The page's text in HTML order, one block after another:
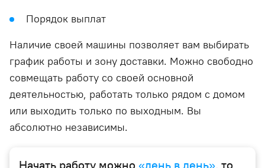
Порядок выплат
Наличие своей машины позволяет вам выбирать
график работы и зону доставки. Можно свободно
совмещать работу со своей основной
деятельностью, работать только рядом с домом
или выходить только по выходным. Вы
абсолютно независимы.
Начать работу можно «день в день», то